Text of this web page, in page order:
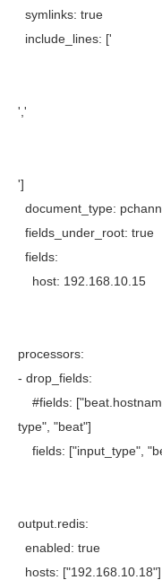
symlinks: true
include_lines: ['
','
']
document_type:
fields_under_root: true
fields:
host: 192.168.10.15
processors:
- drop_fields:
#fields:
type", "beat"]
fields: ["input_type",
output.redis:
enabled: true
hosts: ["192.168.10.18"]